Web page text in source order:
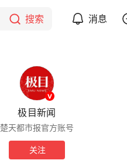
搜索 消息
极目新闻
楚天都市报官方账号
关注